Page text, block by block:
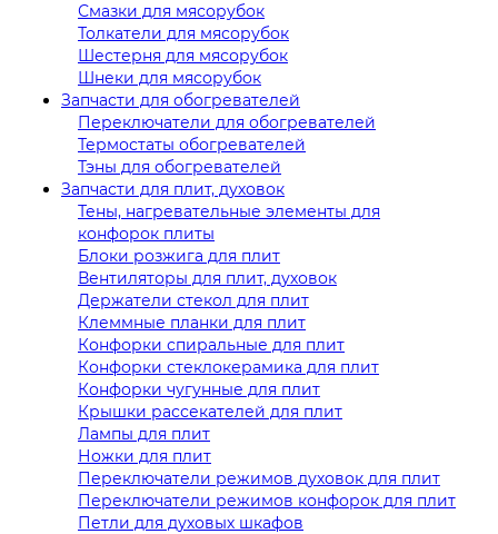
Смазки для мясорубок
Толкатели для мясорубок
Шестерня для мясорубок
Шнеки для мясорубок
Запчасти для обогревателей
Переключатели для обогревателей
Термостаты обогревателей
Тэны для обогревателей
Запчасти для плит, духовок
Тены, нагревательные элементы для
конфорок плиты
Блоки розжига для плит
Вентиляторы для плит, духовок
Держатели стекол для плит
Клеммные планки для плит
Конфорки спиральные для плит
Конфорки стеклокерамика для плит
Конфорки чугунные для плит
Крышки рассекателей для плит
Лампы для плит
Ножки для плит
Переключатели режимов духовок для плит
Переключатели режимов конфорок для плит
Петли для духовых шкафов